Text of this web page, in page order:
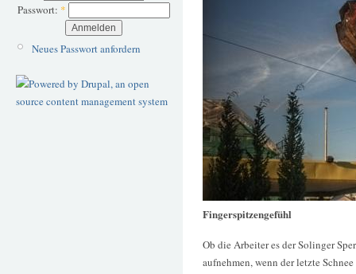
Passwort: *
Neues Passwort anfordern
Fingerspitzengefühl
Ob die Arbeiter es der Solinger
aufnehmen, wenn der letzte